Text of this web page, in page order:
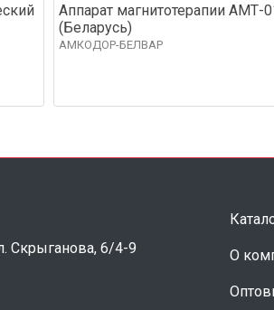
Аппарат магнитотерапии АМТ-
(Беларусь)
АМКОДОР-БЕЛВАР
Скрыганова, 6/4-9 О